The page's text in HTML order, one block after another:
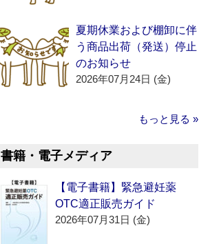
夏期休業および棚卸に伴
う商品出荷（発送）停止
のお知らせ
2026年07月24日 (金)
もっと見る »
書籍・電子メディア
【電子書籍】緊急避妊薬
OTC適正販売ガイド
2026年07月31日 (金)